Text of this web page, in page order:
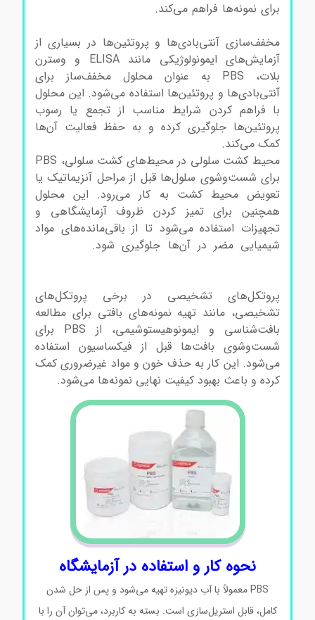
برای نمونه‌ها فراهم می‌کند.سالین بافر فسفات سالین
مخفف‌سازی آنتی‌بادی‌ها و پروتئین‌ها در بسیاری از
آزمایش‌های ایمونولوژیکی مانند ELISA و وسترن
بلات، PBS به عنوان محلول مخفف‌ساز برای
آنتی‌بادی‌ها و پروتئین‌ها استفاده می‌شود. این محلول
با فراهم کردن شرایط مناسب از تجمع یا رسوب
پروتئین‌ها جلوگیری کرده و به حفظ فعالیت آن‌ها
کمک می‌کند.
محیط کشت سلولی در محیط‌های کشت سلولی، PBS
برای شست‌وشوی سلول‌ها قبل از مراحل آنزیماتیک یا
تعویض محیط کشت به کار می‌رود. این محلول
همچنین برای تمیز کردن ظروف آزمایشگاهی و
تجهیزات استفاده می‌شود تا از باقی‌مانده‌های مواد
شیمیایی مضر در آن‌ها جلوگیری شود.سالین بافر
پروتکل‌های تشخیصی در برخی پروتکل‌های
تشخیصی، مانند تهیه نمونه‌های بافتی برای مطالعه
بافت‌شناسی و ایمونوهیستوشیمی، از PBS برای
شست‌وشوی بافت‌ها قبل از فیکساسیون استفاده
می‌شود. این کار به حذف خون و مواد غیرضروری کمک
کرده و باعث بهبود کیفیت نهایی نمونه‌ها می‌شود.
نحوه کار و استفاده در آزمایشگاه
PBS معمولاً با آب دیونیزه تهیه می‌شود و پس از حل شدن
کامل، قابل استریل‌سازی است. بسته به کاربرد، می‌توان آن را با